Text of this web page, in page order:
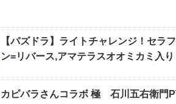
【パズドラ】ライトチャレンジ！セ
ン=リバース,アマテラスオオミカミ入り
カピバラさんコラボ 極 石川五右衛門